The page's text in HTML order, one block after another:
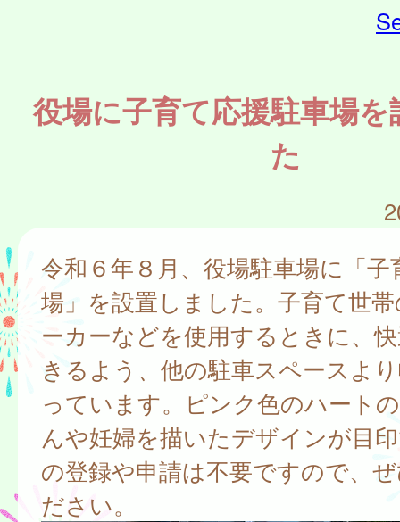
役場に子育て応援駐車場
た
令和６年８月、役場駐車場に「子
場」を設置しました。子育て世
ーカーなどを使用するときに、
きるよう、他の駐車スペースよ
っています。ピンク色のハート
んや妊婦を描いたデザインが目
の登録や申請は不要ですので、
ださい。